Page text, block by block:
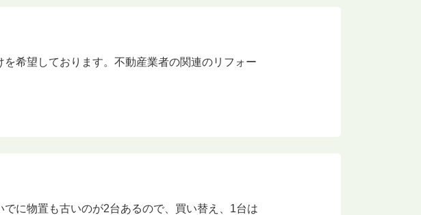
希望しております。不動産業者の関連のリフォー
に物置も古いのが2台あるので、買い替え、1台は